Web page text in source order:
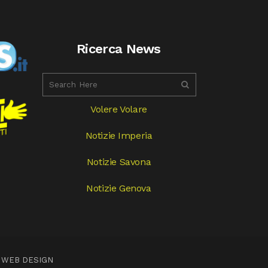
Ricerca News
Volere Volare
Notizie Imperia
Notizie Savona
Notizie Genova
DESIGN